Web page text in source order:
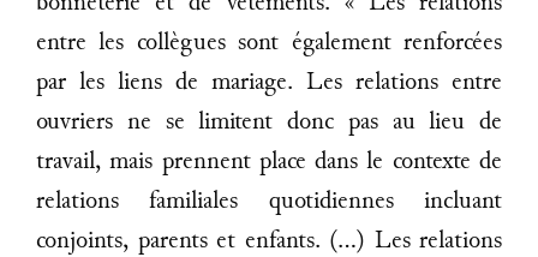
entre les collègues sont également renforcées
par les liens de mariage. Les relations entre
ouvriers ne se limitent donc pas au lieu de
travail, mais prennent place dans le contexte de
relations familiales quotidiennes incluant
conjoints, parents et enfants. (…) Les relations